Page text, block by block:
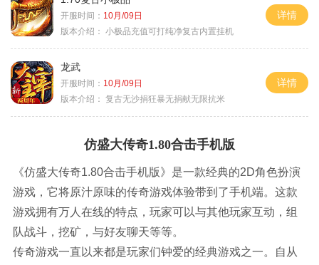
开服时间： 10月/09日
版本介绍： 小极品充值可打纯净复古内置挂机
详情
龙武
开服时间： 10月/09日
版本介绍： 复古无沙捐狂暴无捐献无限抗米
详情
仿盛大传奇1.80合击手机版
《仿盛大传奇1.80合击手机版》是一款经典的2D角色扮演
游戏，它将原汁原味的传奇游戏体验带到了手机端。这款
游戏拥有万人在线的特点，玩家可以与其他玩家互动，组
队战斗，挖矿，与好友聊天等等。
传奇游戏一直以来都是玩家们钟爱的经典游戏之一。自从